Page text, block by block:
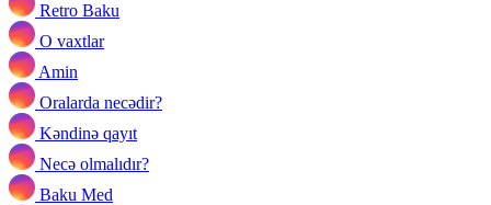
Retro Baku
O vaxtlar
Amin
Oralarda necədir?
Kəndinə qayıt
Necə olmalıdır?
Baku Med